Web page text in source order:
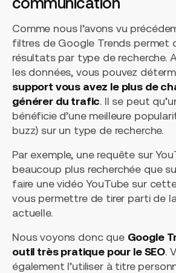
Comme nous l’avons vu
filtres de Google Trends permet
résultats par type de recherche.
les données, vous pouvez
support vous avez le plus de
générer du trafic. Il se peut
bénéficie d’une meilleure
buzz) sur un type de recherche.
Par exemple, une requête sur
beaucoup plus recherchée que
faire une vidéo YouTube sur
vous permettre de tirer parti de
actuelle.
Nous voyons donc que Google
outil très pratique pour le SEO.
également l’utiliser à titre